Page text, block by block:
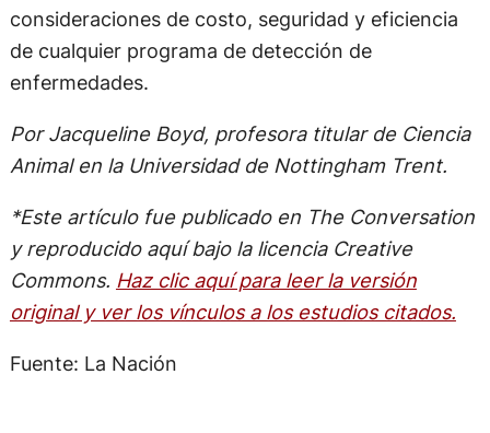
consideraciones de costo, seguridad y eficiencia
de cualquier programa de detección de
enfermedades.
Por Jacqueline Boyd, profesora titular de Ciencia
Animal en la Universidad de Nottingham Trent.
*Este artículo fue publicado en The Conversation
y reproducido aquí bajo la licencia Creative
Commons. Haz clic aquí para leer la versión
original y ver los vínculos a los estudios citados.
Fuente: La Nación